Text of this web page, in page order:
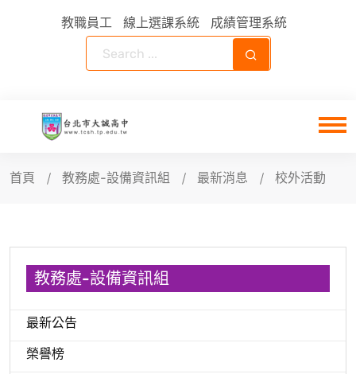
教職員工 線上選課系統 成績管理系統
首頁 教務處-設備資訊組 最新消息 校外活動
教務處-設備資訊組
最新公告
榮譽榜